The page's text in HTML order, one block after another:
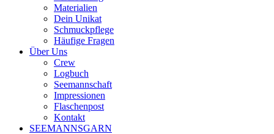
Materialien
Dein Unikat
Schmuckpflege
Häufige Fragen
Über Uns
Crew
Logbuch
Seemannschaft
Impressionen
Flaschenpost
Kontakt
SEEMANNSGARN